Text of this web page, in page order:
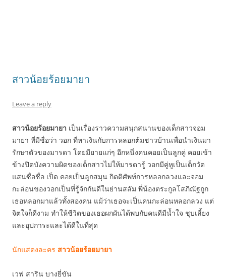
สาวน้อยร้อยมายา
Leave a reply
สาวน้อยร้อยมายา เป็นเรื่องราวความสนุกสนานของเด็กสาวจอม
มายา ที่มีชื่อว่า วอก ที่หาเงินกับการหลอกต้มชาวบ้านเพื่อนำเงินมา
รักษาตัวของมารดา โดยมียายแก่ๆ อีกหนึ่งคนคอยเป็นลูกคู่ คอยเข้า
ข้างปิดบังความผิดของเด็กสาวไม่ให้มารดารู้ วอกมีคู่หูเป็นเด็กวัด
แสนซื่อชื่อ เป็ด คอยเป็นลูกสมุน กิตติศัพท์การหลอกลวงและจอม
กะล่อนของวอกเป็นที่รู้จักกันดีในย่านสลัม พี่น้องตระกูลโสภิณัฐถูก
เธอหลอกมาแล้วทั้งสองคน แม้ว่าเธอจะเป็นคนกะล่อนหลอกลวง แต่
จิตใจก็ดีงาม ทำให้ชีวิตของเธอผกผันได้พบกับคนดีมีน้ำใจ ชุบเลี้ยง
และอุปการะและได้ดีในที่สุด
นักแสดงละคร สาวน้อยร้อยมายา
เวฟ สาริน บางยี่ขัน